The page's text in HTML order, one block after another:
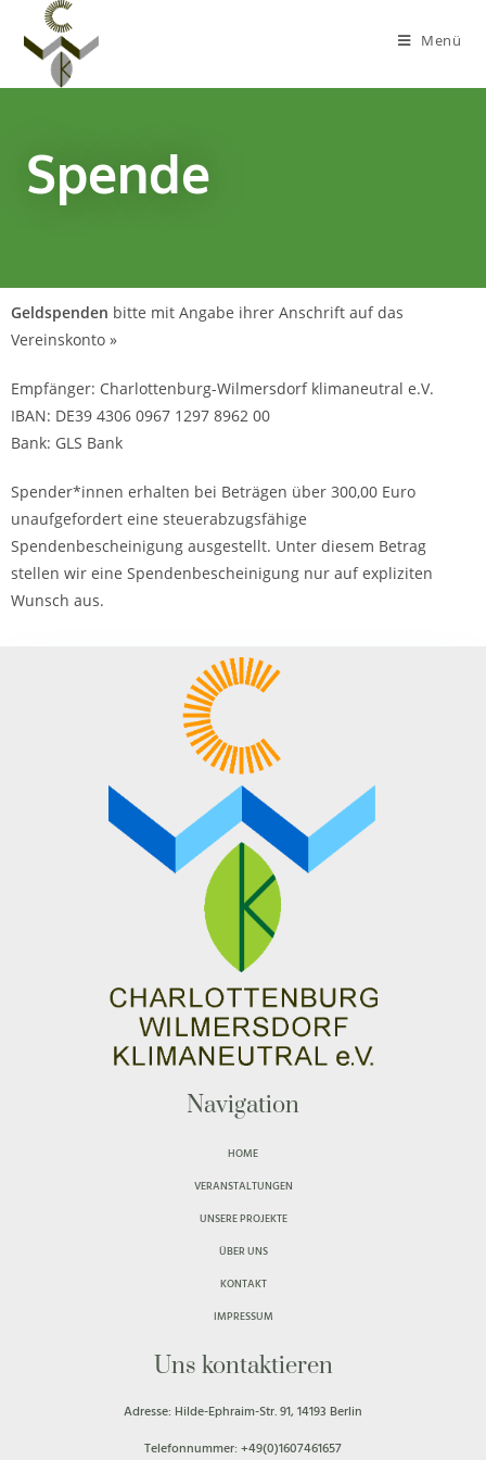
Menü
Spende
Geldspenden bitte mit Angabe ihrer Anschrift auf das
Vereinskonto »
Empfänger: Charlottenburg-Wilmersdorf klimaneutral e.V.
IBAN: DE39 4306 0967 1297 8962 00
Bank: GLS Bank
Spender*innen erhalten bei Beträgen über 300,00 Euro
unaufgefordert eine steuerabzugsfähige
Spendenbescheinigung ausgestellt. Unter diesem Betrag
stellen wir eine Spendenbescheinigung nur auf expliziten
Wunsch aus.
Navigation
HOME
VERANSTALTUNGEN
UNSERE PROJEKTE
ÜBER UNS
KONTAKT
IMPRESSUM
Uns kontaktieren
Adresse: Hilde-Ephraim-Str. 91,14193 Berlin
Telefonnummer: +49(0)1607461657